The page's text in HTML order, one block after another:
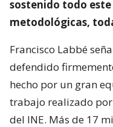
sostenido todo
metodológicas,
Francisco Labbé
defendido
hecho por un gran
trabajo realizado
del INE. Más de 17